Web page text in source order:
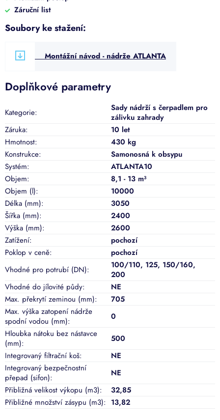
Záruční list
Soubory ke stažení:
Montážní návod - nádrže ATLANTA
Doplňkové parametry
Kategorie:
Sady nádrží s čerpadlem pro
zálivku zahrady
Záruka:
10 let
Hmotnost:
430 kg
Konstrukce:
Samonosná k obsypu
Systém:
ATLANTA10
Objem:
8,1 - 13 m³
Objem (l):
10000
Délka (mm):
3050
Šířka (mm):
2400
Výška (mm):
2600
Zatížení:
pochozí
Poklop v ceně:
pochozí
Vhodné pro potrubí (DN): 100/110, 125, 150/160,
200
Vhodné do jílovité půdy:
NE
Max. překrytí zeminou (mm):
705
Max. výška zatopení nádrže
spodní vodou (mm):
0
Hloubka nátoku bez nástavce
(mm):
500
Integrovaný filtrační koš:
NE
Integrovaný bezpečnostní
přepad (sifon):
NE
Přibližná velikost výkopu (m3):
32,85
Přibližné množství zásypu (m3): 13,82